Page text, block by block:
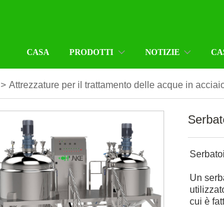
CASA PRODOTTI NOTIZIE
> Attrezzature per il trattamento delle acque in
Un
cui è